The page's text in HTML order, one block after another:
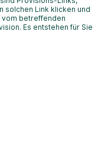
solchen Link klicken und
vom betreffenden
Es entstehen für Sie